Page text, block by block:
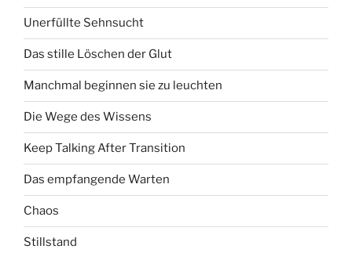
Unerfüllte Sehnsucht
Das stille Löschen der Glut
Manchmal beginnen sie zu leuchten
Die Wege des Wissens
Keep Talking After Transition
Das empfangende Warten
Chaos
Stillstand